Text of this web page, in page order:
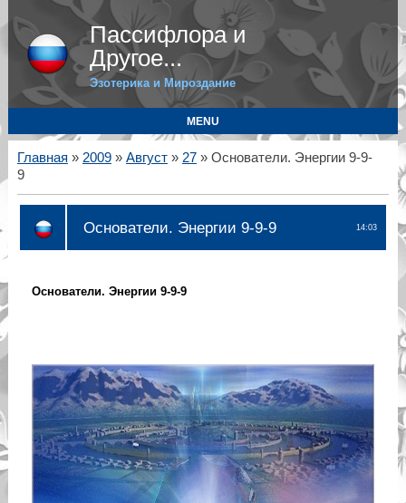
Пассифлора и
Другое...
Эзотерика и Мироздание
MENU
Главная » 2009 » Август » 27» Основатели. Энергии 9-9-
9
14:03
Основатели. Энергии 9-9-9
Основатели. Энергии 9-9-9